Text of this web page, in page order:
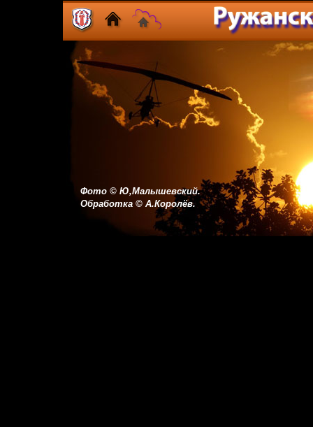
Фото © Ю,Малышевский.
Обработка © А.Королёв.